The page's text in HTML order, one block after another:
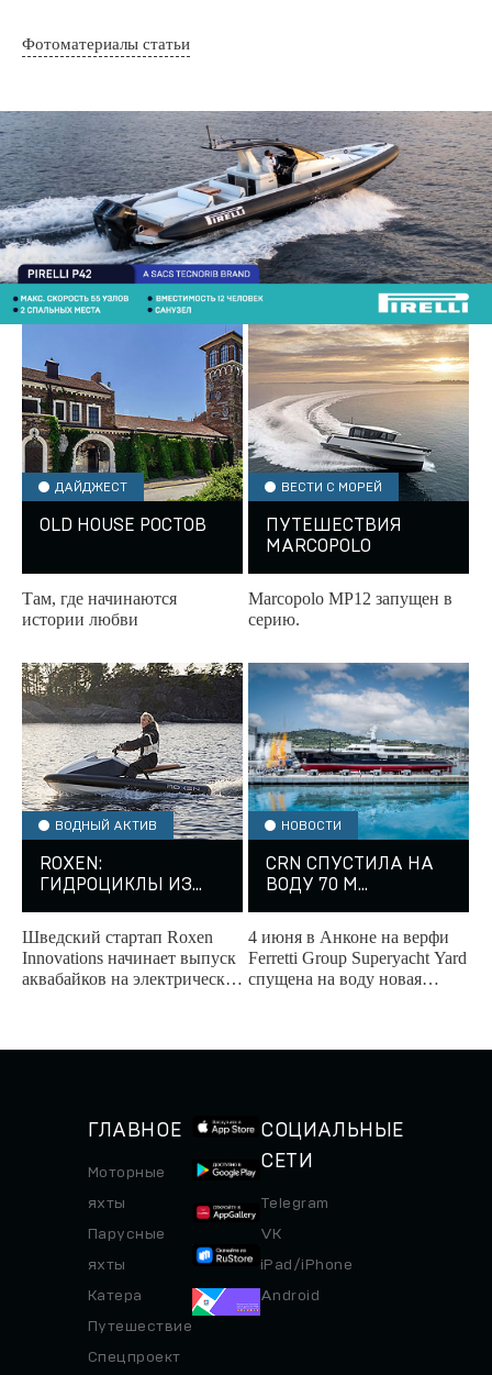
Фотоматериалы статьи
ДАЙДЖЕСТ
OLD HOUSE РОСТОВ
Там, где начинаются
истории любви
ВЕСТИ С МОРЕЙ
ПУТЕШЕСТВИЯ
MARCOPOLO
Marcopolo МР12 запущен в
серию.
ВОДНЫЙ АКТИВ
ROXEN:
ГИДРОЦИКЛЫ ИЗ
Шведский стартап Roxen
Innovations начинает выпуск
аквабайков на электрической
НОВОСТИ
CRN СПУСТИЛА НА
ВОДУ 70 М
THUNDERBALL
4 июня в Анконе на верфи
Ferretti Group Superyacht Yard
спущена на воду новая
ГЛАВНОЕ
Моторные
яхты
Парусные
яхты
Катера
Путешествие
Спецпроект
СОЦИАЛЬНЫЕ
СЕТИ
Telegram
VK
iPad/iPhone
Android